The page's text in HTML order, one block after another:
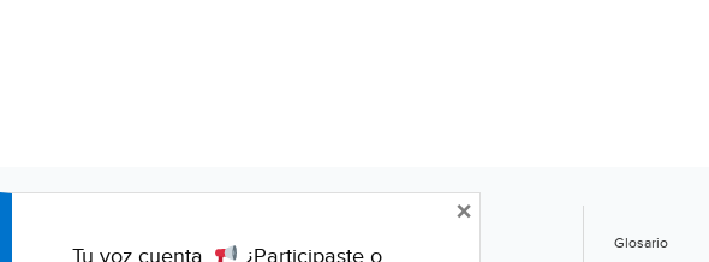
Glosario
Tu voz cuenta. ¿Participaste o
×